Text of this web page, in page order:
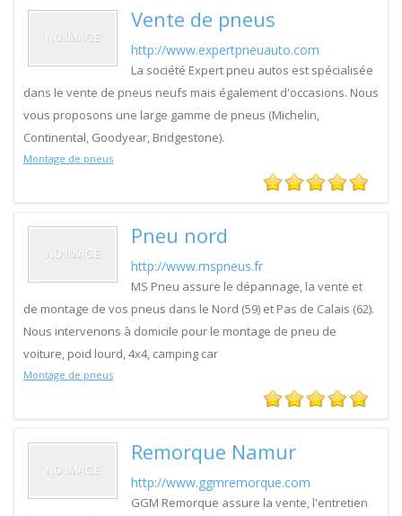
Vente de pneus
http://www.expertpneuauto.com
La société Expert pneu autos est spécialisée
dans le vente de pneus neufs mais également d'occasions. Nous
vous proposons une large gamme de pneus (Michelin,
Continental, Goodyear, Bridgestone).
Montage de pneus
Pneu nord
http://www.mspneus.fr
MS Pneu assure le dépannage, la vente et
de montage de vos pneus dans le Nord (59) et Pas de Calais (62).
Nous intervenons à domicile pour le montage de pneu de
voiture, poid lourd, 4x4, camping car
Montage de pneus
Remorque Namur
http://www.ggmremorque.com
GGM Remorque assure la vente, l'entretien